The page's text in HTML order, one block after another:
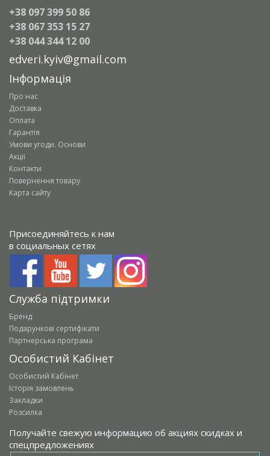
+38 097 399 50 86
+38 067 353 15 27
+38 044 344 12 00
edveri.kyiv@gmail.com
Інформація
Про нас
Доставка
Оплата
Гарантія
Умови угоди. Основи
Акції
Контакти
Повернення товару
Карта сайту
Присоединяйтесь к нам
в социальных сетях
Служба підтримки
Бренд
Подарункові сертифікати
Партнерська програма
Особистий Кабінет
Особистий Кабінет
Історія замовлень
Закладки
Розсилка
Получайте свежую информацию об акциях скидках и
спецпредложениях